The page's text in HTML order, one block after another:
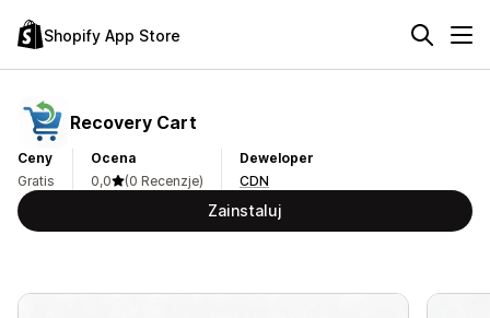
Shopify App Store
Recovery Cart
Ceny
Gratis
Ocena
0,0
(0 Recenzje)
Deweloper
CDN
Zainstaluj